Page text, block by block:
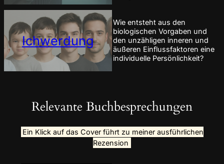
Ichwerdung
Wie entsteht aus den
biologischen Vorgaben und
den unzähligen inneren und
äußeren Einflussfaktoren eine
individuelle Persönlichkeit?
Relevante Buchbesprechungen
Ein Klick auf das Cover führt zu meiner ausführlichen
Rezension